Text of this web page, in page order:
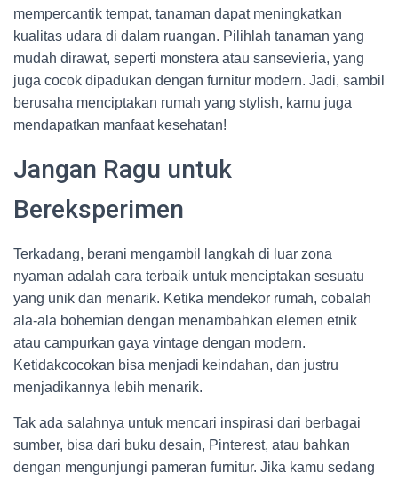
mempercantik tempat, tanaman dapat meningkatkan
kualitas udara di dalam ruangan. Pilihlah tanaman yang
mudah dirawat, seperti monstera atau sansevieria, yang
juga cocok dipadukan dengan furnitur modern. Jadi, sambil
berusaha menciptakan rumah yang stylish, kamu juga
mendapatkan manfaat kesehatan!
Jangan Ragu untuk
Bereksperimen
Terkadang, berani mengambil langkah di luar zona
nyaman adalah cara terbaik untuk menciptakan sesuatu
yang unik dan menarik. Ketika mendekor rumah, cobalah
ala-ala bohemian dengan menambahkan elemen etnik
atau campurkan gaya vintage dengan modern.
Ketidakcocokan bisa menjadi keindahan, dan justru
menjadikannya lebih menarik.
Tak ada salahnya untuk mencari inspirasi dari berbagai
sumber, bisa dari buku desain, Pinterest, atau bahkan
dengan mengunjungi pameran furnitur. Jika kamu sedang